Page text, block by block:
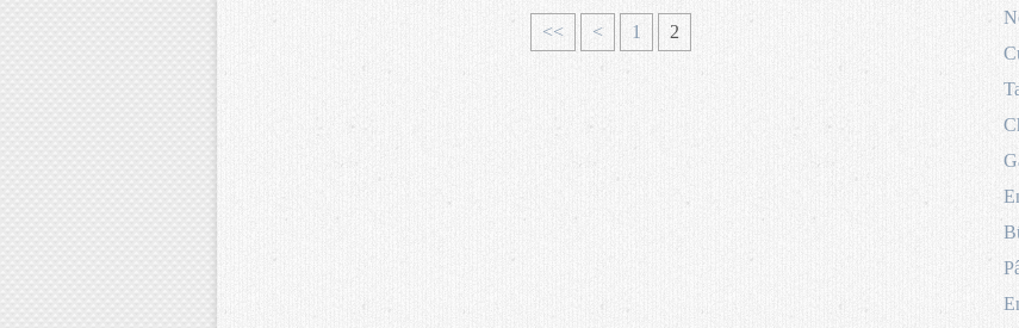
<< < 1 2